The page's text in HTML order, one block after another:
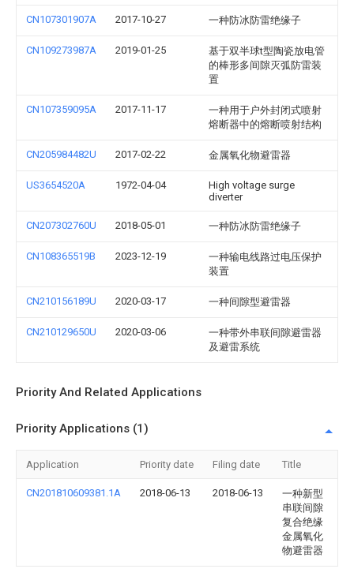
CN107301907A 2017-10-27 一种防冰防雷绝缘子
CN109273987A 2019-01-25
基于双半球t型陶瓷放电管
的棒形多间隙灭弧防雷装
置
CN107359095A 2017-11-17
一种用于户外封闭式喷射
熔断器中的熔断喷射结构
CN205984482U 2017-02-22 金属氧化物避雷器
US3654520A 1972-04-04
High voltage surge
diverter
CN207302760U 2018-05-01 一种防冰防雷绝缘子
CN108365519B 2023-12-19
一种输电线路过电压保护
装置
CN210156189U 2020-03-17 一种间隙型避雷器
CN210129650U 2020-03-06
一种带外串联间隙避雷器
及避雷系统
Priority And Related Applications
Priority Applications (1)
Application Priority date Filing date Title
CN201810609381.1A 2018-06-13 2018-06-13
一种新型
串联间隙
复合绝缘
金属氧化
物避雷器